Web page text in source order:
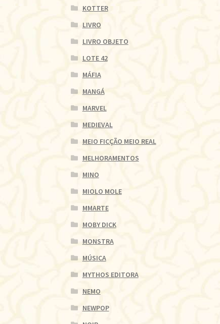
KOTTER
LIVRO
LIVRO OBJETO
LOTE 42
MÁFIA
MANGÁ
MARVEL
MEDIEVAL
MEIO FICÇÃO MEIO REAL
MELHORAMENTOS
MINO
MIOLO MOLE
MMARTE
MOBY DICK
MONSTRA
MÚSICA
MYTHOS EDITORA
NEMO
NEWPOP